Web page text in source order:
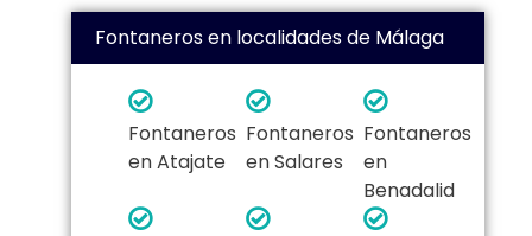
Fontaneros en localidades de Málaga
Fontaneros
en Atajate
Fontaneros
en Salares
Fontaneros
en
Benadalid